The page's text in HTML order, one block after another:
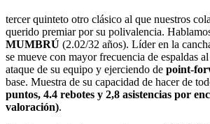
tercer quinteto otro clásico al que nuestros
querido premiar por su polivalencia.
MUMBRÚ (2.02/32 años). Líder en la
se mueve con mayor frecuencia de espaldas
ataque de su equipo y ejerciendo de point-
base. Muestra de su capacidad de hacer de
puntos, 4.4 rebotes y 2,8 asistencias por
valoración).